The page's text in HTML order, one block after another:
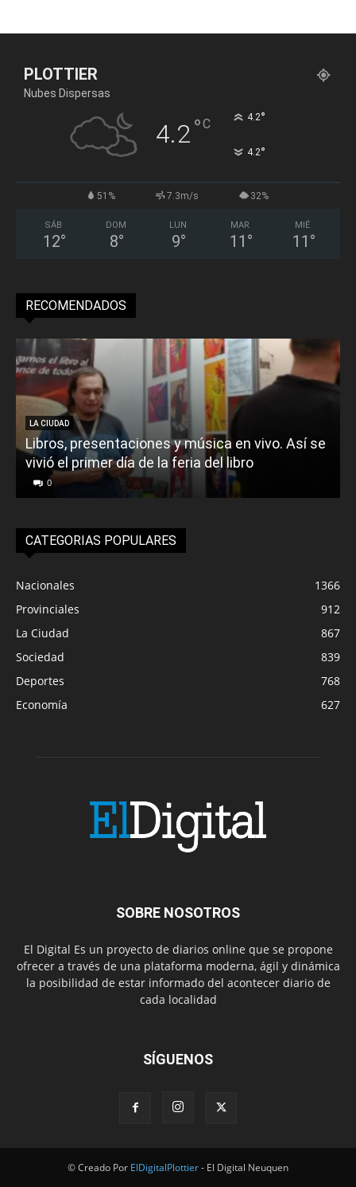
PLOTTIER
Nubes Dispersas
4.2°C 4.2°
4.2°
51% 7.3m/s 32%
SÁB
12°
DOM
8°
LUN
9°
MAR
11 °
MIÉ
11 °
RECOMENDADOS
LA CIUDAD
Libros, presentaciones y música en vivo. Así se
vivió el primer día de la feria del libro
0
CATEGORIAS POPULARES
Nacionales
1366
Provinciales
912
La Ciudad
867
Sociedad
839
Deportes
768
Economía
627
SOBRE NOSOTROS
El Digital Es un proyecto de diarios online que se propone
ofrecer a través de una plataforma moderna, ágil y dinámica
la posibilidad de estar informado del acontecer diario de
cada localidad
SÍGUENOS
© Creado Por ElDigitalPlottier- El Digital Neuquen